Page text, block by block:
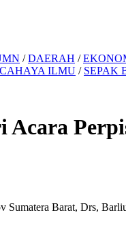
/DAERAH /
ILMU / SEPAK
Barat, Drs,